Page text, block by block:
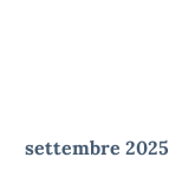
settembre 2025